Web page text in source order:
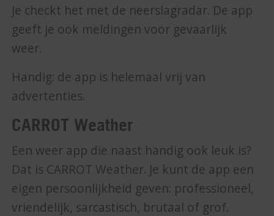
Je checkt het met de neerslagradar. De app
geeft je ook meldingen voor gevaarlijk
weer.
Handig: de app is helemaal vrij van
advertenties.
CARROT Weather
Een weer app die naast handig ook leuk is?
Dat is CARROT Weather. Je kunt de app een
eigen persoonlijkheid geven: professioneel,
vriendelijk, sarcastisch, brutaal of grof.